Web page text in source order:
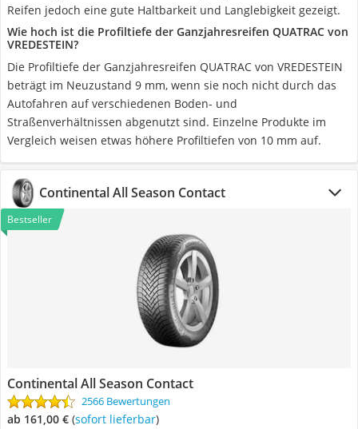
Reifen jedoch eine gute Haltbarkeit und Langlebigkeit gezeigt.
Wie hoch ist die Profiltiefe der Ganzjahresreifen QUATRAC von
VREDESTEIN?
Die Profiltiefe der Ganzjahresreifen QUATRAC von VREDESTEIN
beträgt im Neuzustand 9 mm, wenn sie noch nicht durch das
Autofahren auf verschiedenen Boden- und
Straßenverhältnissen abgenutzt sind. Einzelne Produkte im
Vergleich weisen etwas höhere Profiltiefen von 10 mm auf.
Continental All Season Contact
Bestseller
Continental All Season Contact
2566 Bewertungen
ab 161,00 € ( Sofort lieferbar)